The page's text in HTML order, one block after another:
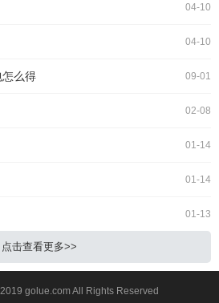
松一键测出你的专属人格。SBTI人格04-10
04-10
09-01
么得
02-08
01-14
01-14
01-13
点击查看更多>>
golue.com All Rights Reserved